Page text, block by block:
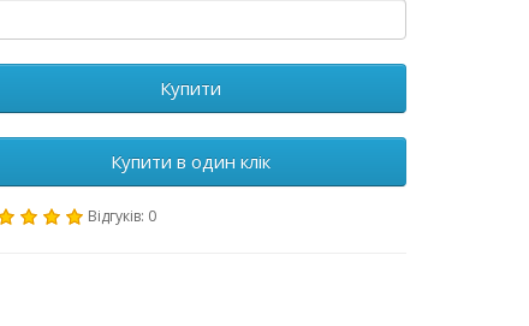
Купити
Купити в один клік
Відгуків: 0